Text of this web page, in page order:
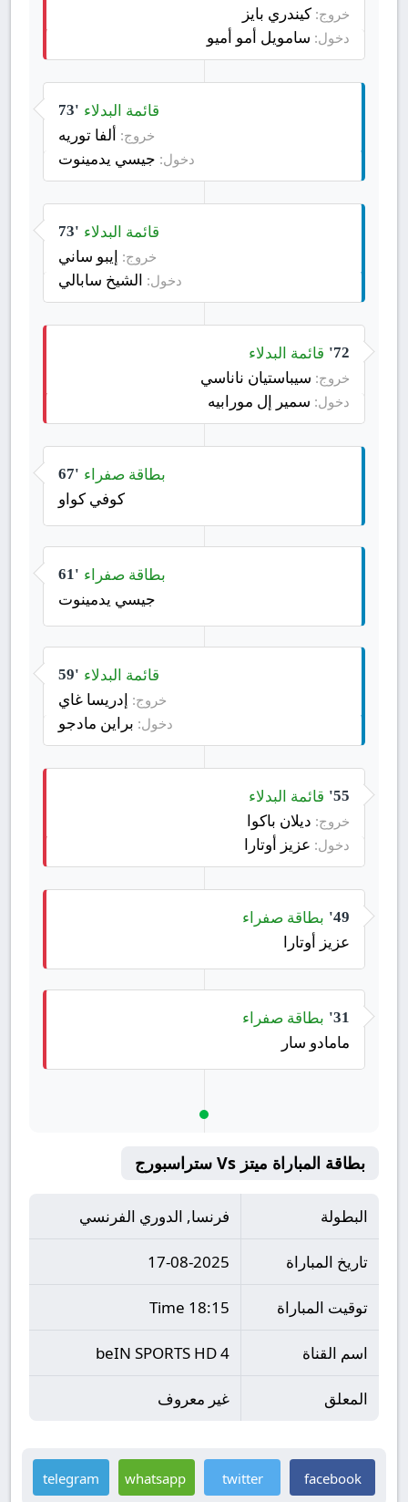
خروج: كيندري بايز
دخول: سامويل أمو أميو
73' قائمة البدلاء
خروج: ألفا توريه
دخول: جيسي يدمينوت
73' قائمة البدلاء
خروج: إيبو ساني
دخول: الشيخ سابالي
72' قائمة البدلاء
خروج: سيباستيان ناناسي
دخول: سمير إل مورابيه
67' بطاقة صفراء
كوفي كواو
61' بطاقة صفراء
جيسي يدمينوت
59' قائمة البدلاء
خروج: إدريسا غاي
دخول: براين مادجو
55' قائمة البدلاء
خروج: ديلان باكوا
دخول: عزيز أوتارا
49' بطاقة صفراء
عزيز أوتارا
31' بطاقة صفراء
مامادو سار
بطاقة المباراة ميتز Vs ستراسبورج
البطولة فرنسا, الدوري الفرنسي
تاريخ المباراة 17-08-2025
توقيت المباراة 18:15 Time
اسم القناة beIN SPORTS HD 4
المعلق غير معروف
facebook
twitter
whatsapp
telegram